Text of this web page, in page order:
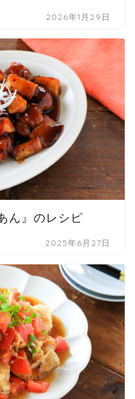
2026年1月29日
ん』のレシピ
2025年6月27日